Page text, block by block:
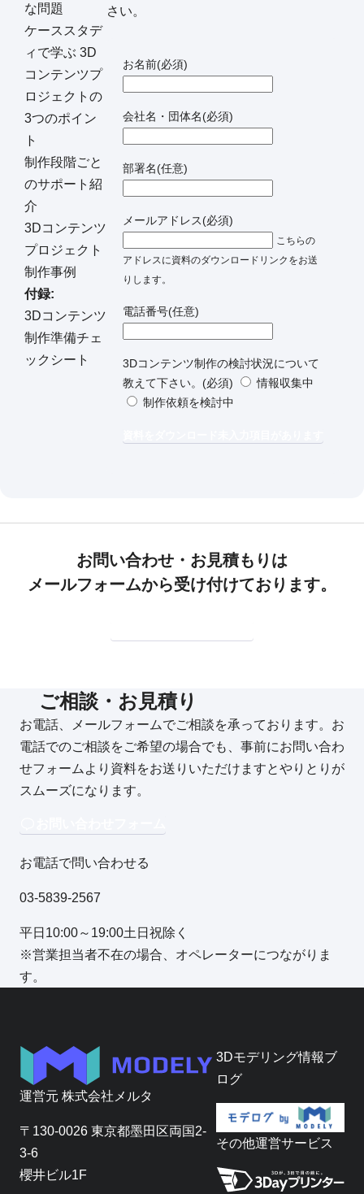
な問題
ケーススタデ
ィで学ぶ 3D
コンテンツプ
ロジェクトの
3つのポイン
ト
制作段階ごと
のサポート紹
介
3Dコンテンツ
プロジェクト
制作事例
付録:
3Dコンテンツ
制作準備チェ
ックシート
さい。
お名前(必須)
会社名・団体名(必須)
部署名(任意)
メールアドレス(必須)
こちらの
アドレスに資料のダウンロードリンクをお送
りします。
電話番号(任意)
3Dコンテンツ制作の検討状況について
教えて下さい。 (必須)
情報収集中
制作依頼を検討中
お問い合わせ・お見積もりは
メールフォームから受け付けております。
ご相談・お見積り
お電話、メールフォームでご相談を承っております。お
電話でのご相談をご希望の場合でも、事前にお問い合わ
せフォームより資料をお送りいただけますとやりとりが
スムーズになります。
お電話で問い合わせる
03-5839-2567
平日10:00～19:00土日祝除く
※営業担当者不在の場合、オペレーターにつながりま
す。
運営元 株式会社メルタ
〒130-0026 東京都墨田区両国2-
3-6
櫻井ビル1F
3Dモデリング情報ブ
ログ
その他運営サービス